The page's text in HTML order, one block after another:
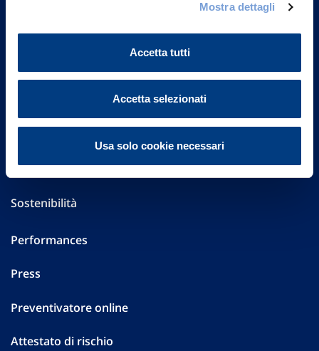
Mostra dettagli
Accetta tutti
Accetta selezionati
Usa solo cookie necessari
Part. IVA 01329510158
FAQ
Altre informazioni
Sostenibilità
Performances
Press
Preventivatore online
Attestato di rischio